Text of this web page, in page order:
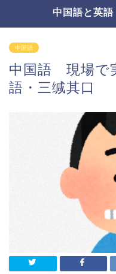
中国語と英
中国語
中国語 現場で
語・三缄其口